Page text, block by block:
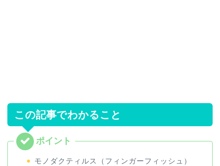
この記事でわかること
モノダクティルス（フィンガーフィッシュ）